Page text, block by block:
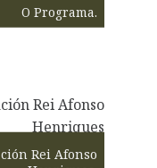
O Programa.
Rei Afonso